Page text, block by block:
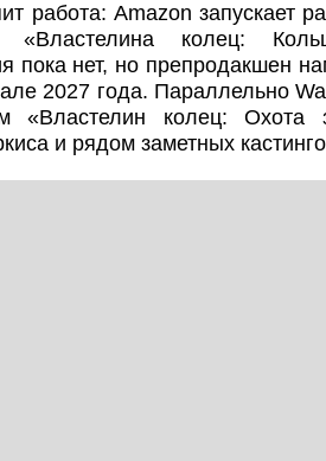
работа: Amazon запускает
«Властелина колец:
пока нет, но препродакшен
2027 года. Параллельно
«Властелин колец: Охота
и рядом заметных